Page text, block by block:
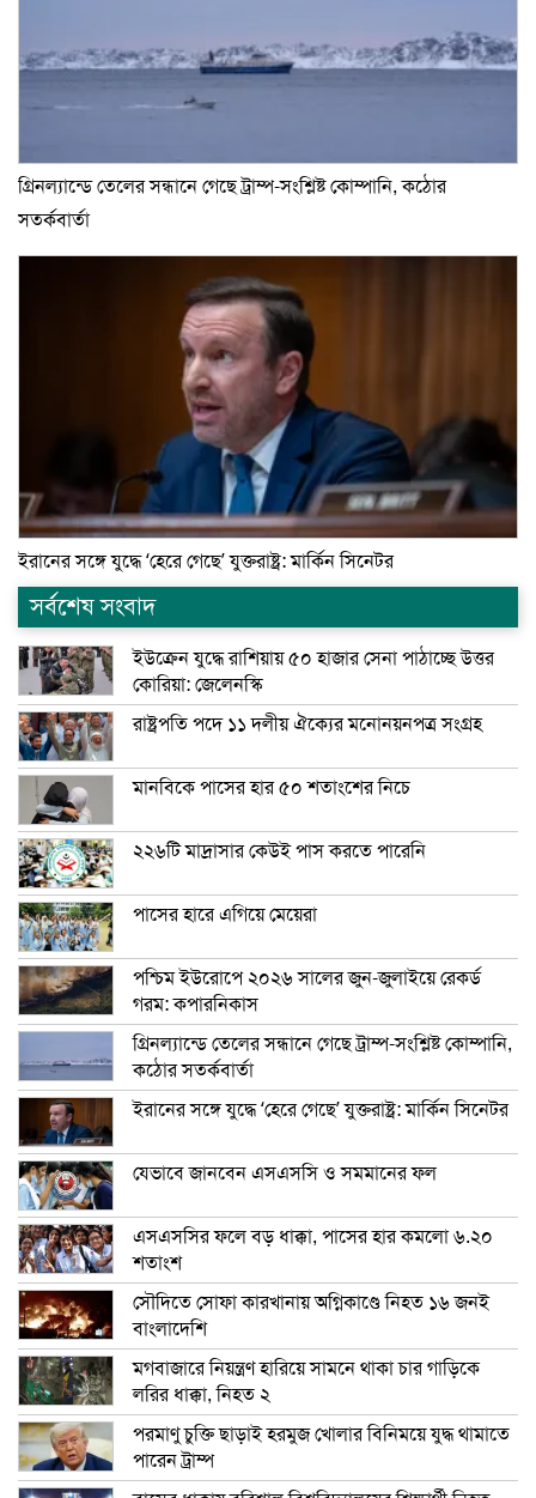
গ্রিনল্যান্ডে তেলের সন্ধানে গেছে ট্রাম্প-সংশ্লিষ্ট কোম্পানি, কঠোর
সতর্কবার্তা
ইরানের সঙ্গে যুদ্ধে ‘হেরে গেছে’ যুক্তরাষ্ট্র: মার্কিন সিনেটর
সর্বশেষ সংবাদ
ইউক্রেন যুদ্ধে রাশিয়ায় ৫০ হাজার সেনা পাঠাচ্ছে উত্তর
কোরিয়া: জেলেনস্কি
রাষ্ট্রপতি পদে ১১ দলীয় ঐক্যের মনোনয়নপত্র সংগ্রহ
মানবিকে পাসের হার ৫০ শতাংশের নিচে
২২৬টি মাদ্রাসার কেউই পাস করতে পারেনি
পাসের হারে এগিয়ে মেয়েরা
পশ্চিম ইউরোপে ২০২৬ সালের জুন-জুলাইয়ে রেকর্ড
গরম: কপারনিকাস
গ্রিনল্যান্ডে তেলের সন্ধানে গেছে ট্রাম্প-সংশ্লিষ্ট কোম্পানি,
কঠোর সতর্কবার্তা
ইরানের সঙ্গে যুদ্ধে ‘হেরে গেছে’ যুক্তরাষ্ট্র: মার্কিন সিনেটর
যেভাবে জানবেন এসএসসি ও সমমানের ফল
এসএসসির ফলে বড় ধাক্কা, পাসের হার কমলো ৬.২০
শতাংশ
সৌদিতে সোফা কারখানায় অগ্নিকাণ্ডে নিহত ১৬ জনই
বাংলাদেশি
মগবাজারে নিয়ন্ত্রণ হারিয়ে সামনে থাকা চার গাড়িকে
লরির ধাক্কা, নিহত ২
পরমাণু চুক্তি ছাড়াই হরমুজ খোলার বিনিময়ে যুদ্ধ থামাতে
পারেন ট্রাম্প